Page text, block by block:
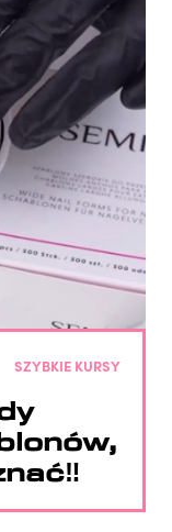
SZYBKIE KURSY